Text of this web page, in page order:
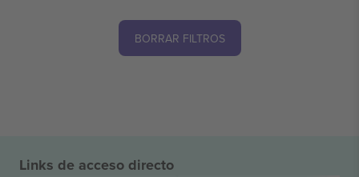
BORRAR FILTROS
Links de acceso directo